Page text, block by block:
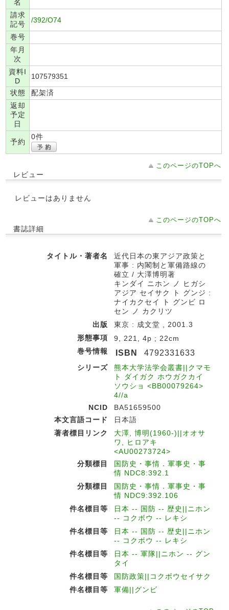
名
請求
記号
/392/O74
巻号
年月
次
資料I
D
107579351
状態
配架済
返却
予定
日
予約
0件
このページのTOPへ
レビュー
レビューはありません
このページのTOPへ
書誌詳細
タイトル・著者名
近代日本の東アジア政策と
軍事 : 内閣制と軍備路線の
確立 / 大澤博明著
キンダイ ニホン ノ ヒガシ
アジア セイサク ト グンジ :
ナイカクセイ ト グンビ ロ
セン ノ カクリツ
出版
東京 : 成文堂 , 2001.3
形態事項
9, 221, 4p ; 22cm
巻号情報
ISBN 4792331633
シリーズ
熊本大学法学会叢書||クマモ
ト ダイガク ホウガクカイ
ソウショ <BB00079264>
4//a
NCID
BA51659500
本文言語コード
日本語
著者標目リンク
大澤, 博明(1960-)||オオサ
ワ, ヒロアキ
<AU00273724>
分類標目
国防史・事情．軍事史・事
情 NDC8:392.1
分類標目
国防史・事情．軍事史・事
情 NDC9:392.106
件名標目等
日本 -- 国防 -- 歴史||ニホン
-- コクボウ -- レキシ
件名標目等
日本 -- 国防 -- 歴史||ニホン
-- コクボウ -- レキシ
件名標目等
日本 -- 軍隊||ニホン -- グン
タイ
件名標目等
国防政策||コクボウセイサク
件名標目等
軍備||グンビ